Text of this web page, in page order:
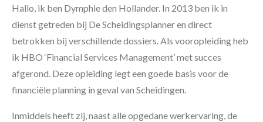
Hallo, ik ben Dymphie den Hollander. In 2013 ben ik in
dienst getreden bij De Scheidingsplanner en direct
betrokken bij verschillende dossiers. Als vooropleiding heb
ik HBO ‘Financial Services Management’ met succes
afgerond. Deze opleiding legt een goede basis voor de
financiële planning in geval van Scheidingen.
Inmiddels heeft zij, naast alle opgedane werkervaring, de